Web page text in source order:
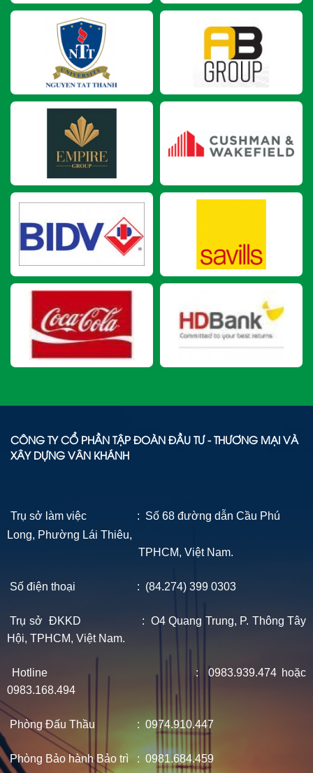
CÔNG TY CỔ PHẦN TẬP ĐOÀN ĐẦU TƯ - THƯƠNG MẠI VÀ
XÂY DỰNG VÂN KHÁNH
Trụ sở làm việc : Số 68 đường dẫn Cầu Phú
Long, Phường Lái Thiêu,
TPHCM, Việt Nam.
Số điện thoại : (84.274) 399 0303
Trụ sở ĐKKD : O4 Quang Trung, P. Thông Tây
Hội, TPHCM, Việt Nam.
Hotline : 0983.939.474 hoặc
0983.168.494
Phòng Đấu Thầu : 0974.910.447
Phòng Bảo hành Bảo trì : 0981.684.459